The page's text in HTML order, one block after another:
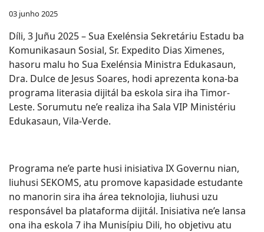
03 junho 2025
Díli, 3 Juñu 2025 – Sua Exelénsia Sekretáriu Estadu ba
Komunikasaun Sosial, Sr. Expedito Dias Ximenes,
hasoru malu ho Sua Exelénsia Ministra Edukasaun,
Dra. Dulce de Jesus Soares, hodi aprezenta kona-ba
programa literasia dijitál ba eskola sira iha Timor-
Leste. Sorumutu ne’e realiza iha Sala VIP Ministériu
Edukasaun, Vila-Verde.
Programa ne’e parte husi inisiativa IX Governu nian,
liuhusi SEKOMS, atu promove kapasidade estudante
no manorin sira iha área teknolojia, liuhusi uzu
responsável ba plataforma dijitál. Inisiativa ne’e lansa
ona iha eskola 7 iha Munisípiu Dili, ho objetivu atu